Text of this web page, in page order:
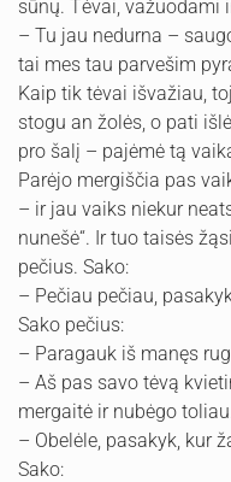
sūnų. Tėvai, važuodami
– Tu jau nedurna –
tai mes tau parvešim
Kaip tik tėvai išvažiau,
stogu an žolės, o pati
pro šalį – pajėmė tą
Parėjo mergiščia pas
– ir jau vaiks niekur
nunešė“. Ir tuo taisės
pečius. Sako:
– Pečiau pečiau,
Sako pečius:
– Paragauk iš manęs
– Aš pas savo tėvą
mergaitė ir nubėgo
– Obelėle, pasakyk, kur
Sako: